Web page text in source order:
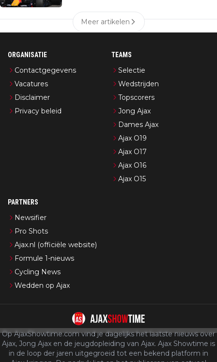
Meer artikelen
ORGANISATIE
Contactgegevens
Vacatures
Disclaimer
Privacy beleid
TEAMS
Selectie
Wedstrijden
Topscorers
Jong Ajax
Dames Ajax
Ajax O19
Ajax O17
Ajax O16
Ajax O15
PARTNERS
Newsifier
Pro Shots
Ajax.nl (officiële website)
Formule 1-nieuws
Cycling News
Wedden op Ajax
Op AjaxShowtime.com vind je dagelijks het laatste nieuws over
Ajax, Jong Ajax en de jeugdopleiding van Ajax. Ajax Showtime is
in de loop der jaren uitgegroeid tot een bekend platform in